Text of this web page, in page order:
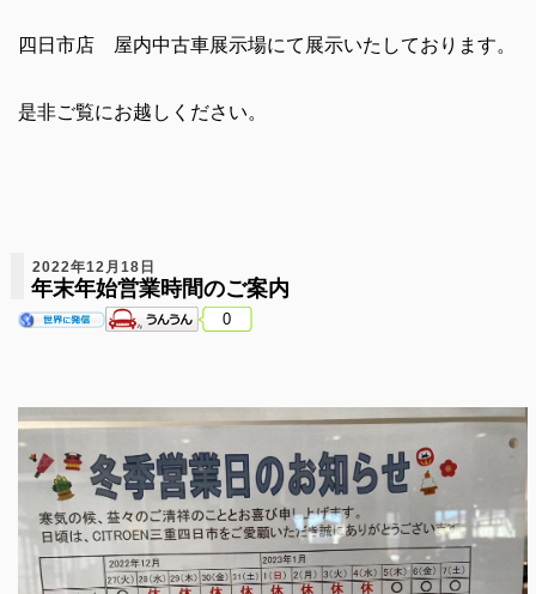
四日市店 屋内中古車展示場にて展示いたしております。
是非ご覧にお越しください。
2022年12月18日
年末年始営業時間のご案内
0